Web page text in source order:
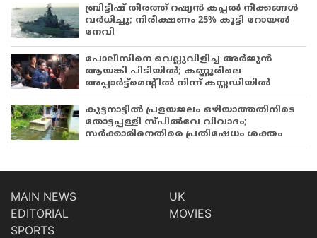
ബ്രിട്ടീഷ് തീരത്ത് റഷ്യൻ കപ്പൽ നീക്കങ്ങൾ
വർധിച്ചു; നിരീക്ഷണം 25% കൂട്ടി റോയൽ
നേവി
പോലീസിനെ വെല്ലുവിളിച്ച അർജുൻ
ആയങ്കി പിടിയിൽ; കണ്ണൂരിലെ
അപ്പാർട്ട്‌മെന്റിൽ നിന്ന് കസ്റ്റഡിയിൽ
കുട്ടനാട്ടിൽ പ്രളയജലം ഒഴിയാത്തതിനിടെ
തോട്ടപ്പള്ളി സ്പിൽവേ വിവാദം;
സർക്കാരിനെതിരെ പ്രതിഷേധം ശക്തം
MAIN NEWS
EDITORIAL
SPORTS
UK
MOVIES